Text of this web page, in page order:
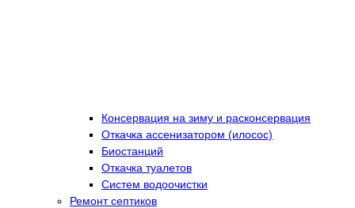
Консервация на зиму и расконсервация
Откачка ассенизатором (илосос)
Биостанций
Откачка туалетов
Систем водоочистки
Ремонт септиков